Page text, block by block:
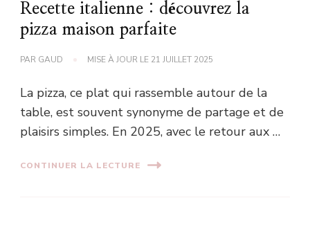
Recette italienne : découvrez la
pizza maison parfaite
PAR GAUD MISE À JOUR LE 21 JUILLET 2025
La pizza, ce plat qui rassemble autour de la
table, est souvent synonyme de partage et de
plaisirs simples. En 2025, avec le retour aux …
CONTINUER LA LECTURE